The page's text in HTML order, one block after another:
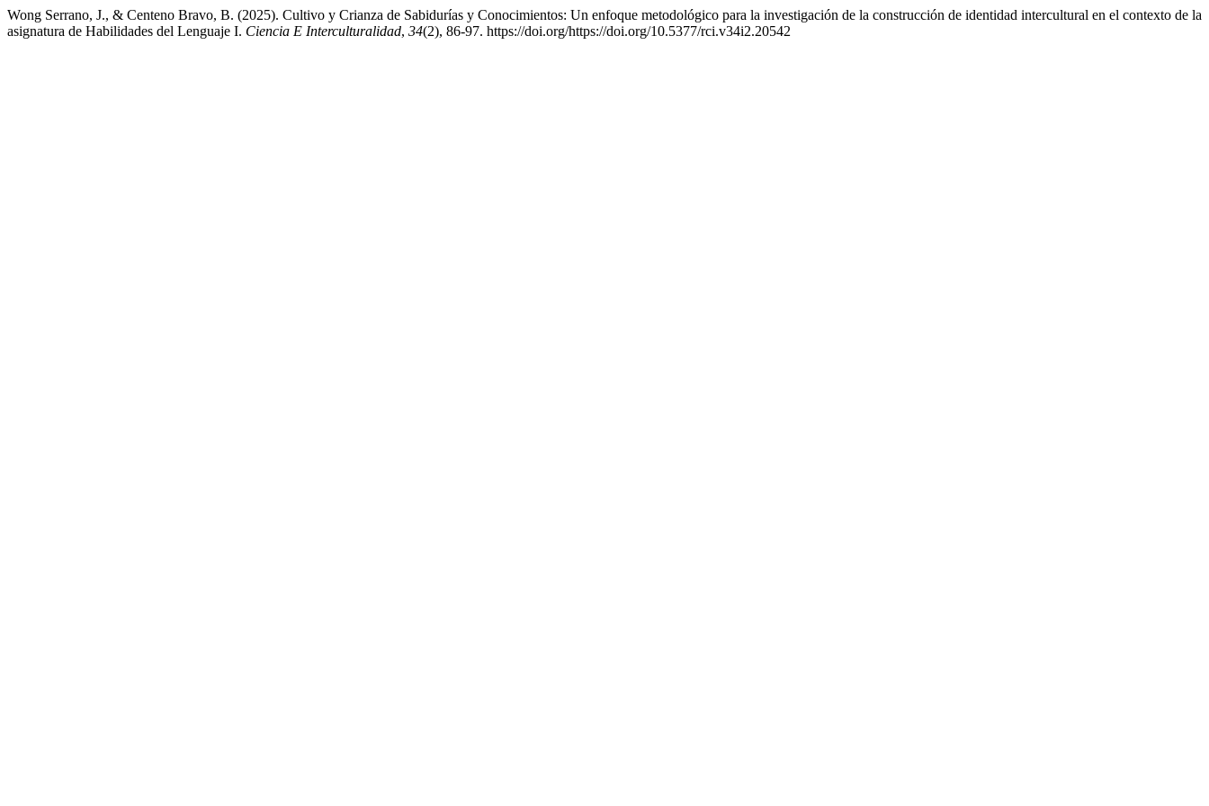
Wong Serrano, J., & Centeno Bravo, B. (2025). Cultivo y Crianza de Sabidurías y Conocimientos: Un enfoque metodológico para la investigación de la construcción de identidad intercultural en el contexto de la
asignatura de Habilidades del Lenguaje I. Ciencia E Interculturalidad, 34(2), 86-97. https://doi.org/https://doi.org/10.5377/rci.v34i2.20542